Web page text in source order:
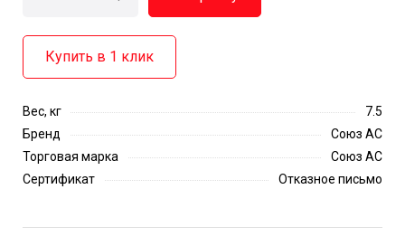
Купить в 1 клик
Вес, кг
7.5
Бренд
Союз АС
Торговая марка
Союз АС
Сертификат
Отказное письмо